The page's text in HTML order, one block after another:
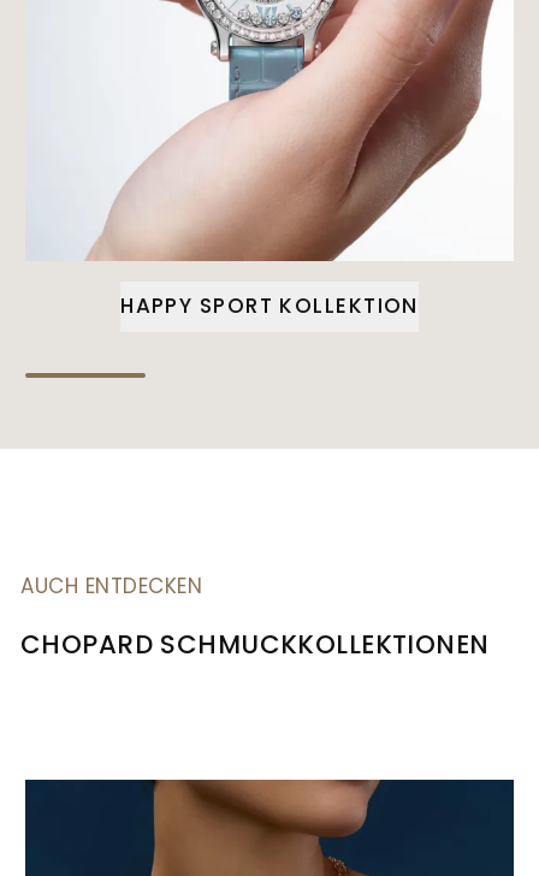
HAPPY SPORT KOLLEKTION
AUCH ENTDECKEN
CHOPARD SCHMUCKKOLLEKTIONEN